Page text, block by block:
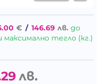
€ / 146.69 лв. до
тегло (кг.)
лв.